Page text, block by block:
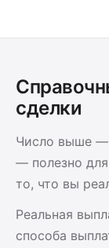
сделки
Число выше —
— полезно
то, что вы
Реальная
способа